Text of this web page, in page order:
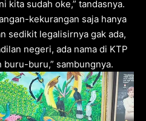
kita sudah oke,” tandasnya.
kekurangan saja hanya
sedikit legalisirnya gak ada,
negeri, ada nama di KTP
buru,” sambungnya.